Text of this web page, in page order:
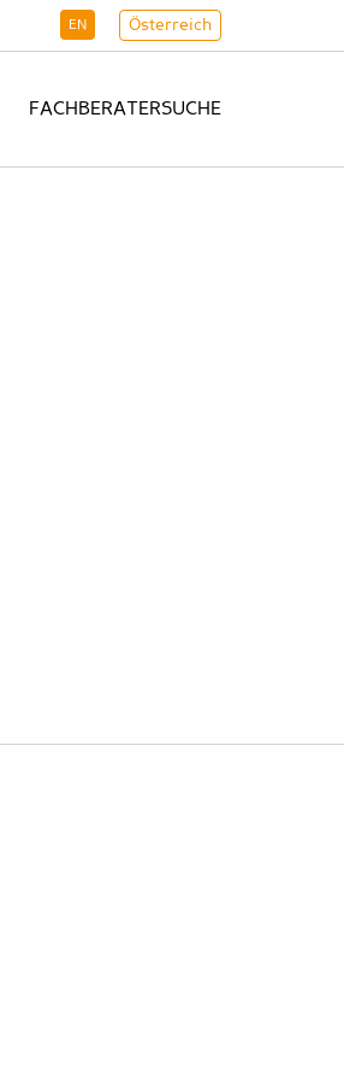
EN Österreich
FACHBERATERSUCHE